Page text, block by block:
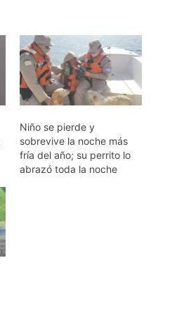
Niño se pierde y
sobrevive la noche más
fría del año; su perrito lo
abrazó toda la noche